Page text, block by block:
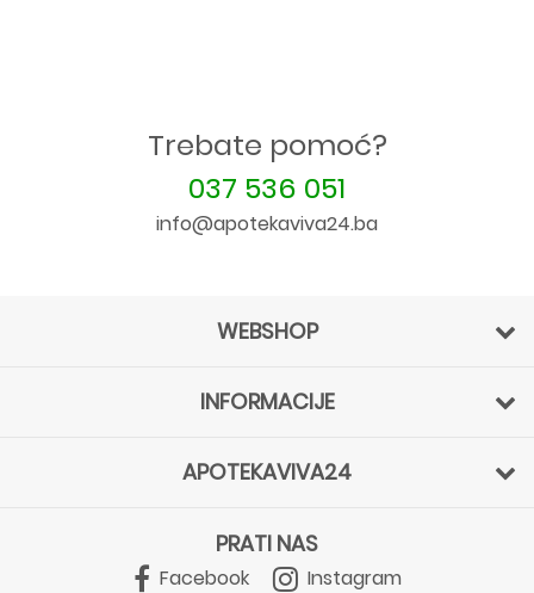
Trebate pomoć?
037 536 051
info@apotekaviva24.ba
WEBSHOP
INFORMACIJE
APOTEKAVIVA24
PRATI NAS
Facebook Instagram